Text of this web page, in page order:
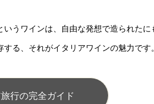
うワインは、自由な発想で造られた
る、それがイタリアワインの魅力です
行の完全ガイド